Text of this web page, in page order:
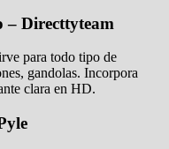
– Directtyteam
para todo tipo de
gandolas. Incorpora
clara en HD.